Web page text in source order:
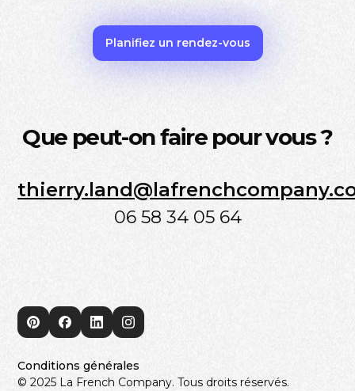
Planifiez un rendez-vous
Que peut-on faire pour vous ?
06 58 34 05 64
Conditions générales
© 2025 La French Company. Tous droits réservés.